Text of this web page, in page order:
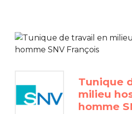
Tunique
milieu
homme